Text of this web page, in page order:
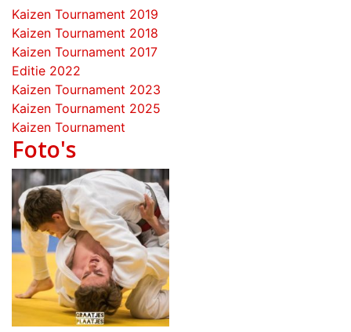
Kaizen Tournament 2019
Kaizen Tournament 2018
Kaizen Tournament 2017
Editie 2022
Kaizen Tournament 2023
Kaizen Tournament 2025
Kaizen Tournament
Foto's